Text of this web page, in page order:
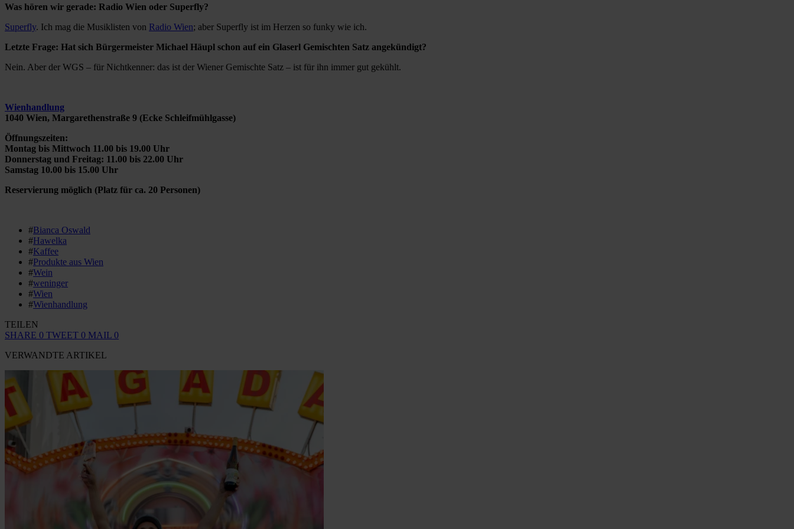
Was hören wir gerade: Radio Wien oder Superfly?
Superfly. Ich mag die Musiklisten von Radio Wien; aber Superfly ist im Herzen so funky wie ich.
Letzte Frage: Hat sich Bürgermeister Michael Häupl schon auf ein Glaserl Gemischten Satz angekündigt?
Nein. Aber der WGS – für Nichtkenner: das ist der Wiener Gemischte Satz – ist für ihn immer gut gekühlt.
Wienhandlung
1040 Wien, Margarethenstraße 9 (Ecke Schleifmühlgasse)
Öffnungszeiten:
Montag bis Mittwoch 11.00 bis 19.00 Uhr
Donnerstag und Freitag: 11.00 bis 22.00 Uhr
Samstag 10.00 bis 15.00 Uhr
Reservierung möglich (Platz für ca. 20 Personen)
#Bianca Oswald
#Hawelka
#Kaffee
#Produkte aus Wien
#Wein
#weninger
#Wien
#Wienhandlung
TEILEN
SHARE 0 TWEET 0 MAIL 0
VERWANDTE ARTIKEL